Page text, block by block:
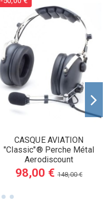
CASQUE AVIATION
"Classic"® Perche Métal
Aerodiscount
98,00 € 148,00 €